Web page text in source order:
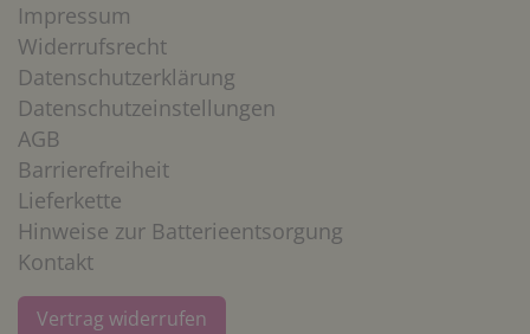
Impressum
Widerrufsrecht
Datenschutzerklärung
Datenschutzeinstellungen
AGB
Barrierefreiheit
Lieferkette
Hinweise zur Batterieentsorgung
Kontakt
Vertrag widerrufen